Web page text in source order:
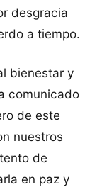
desgracia
a tiempo.
bienestar y
comunicado
de este
nuestros
de
en paz y